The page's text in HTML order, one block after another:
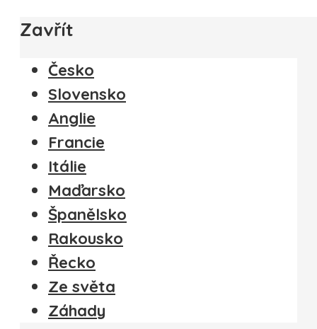
Zavřít
Česko
Slovensko
Anglie
Francie
Itálie
Maďarsko
Španělsko
Rakousko
Řecko
Ze světa
Záhady